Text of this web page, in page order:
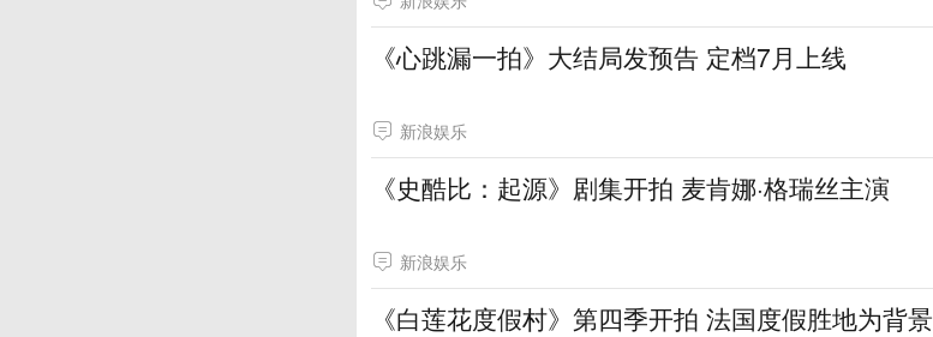
《心跳漏一拍》大结局发预告 定档7月上线
新浪娱乐
《史酷比：起源》剧集开拍 麦肯娜·格瑞丝主演
新浪娱乐
《白莲花度假村》第四季开拍 法国度假胜地为背景